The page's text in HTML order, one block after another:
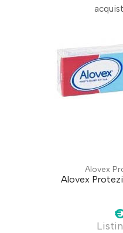
Alovex
Alovex